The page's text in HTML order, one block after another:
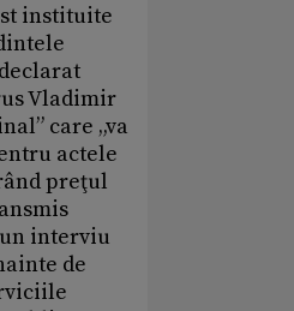
instituite
Vladimir
care „va
actele
preţul
interviu
de